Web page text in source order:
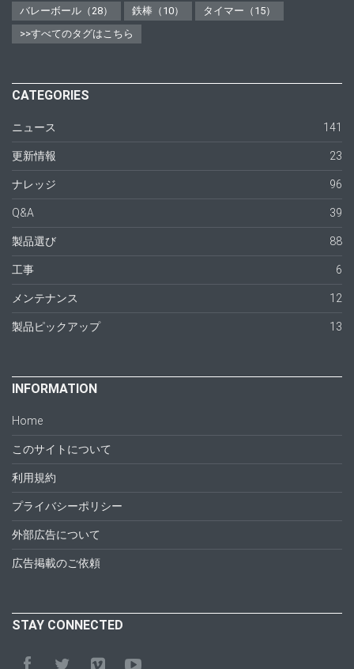
バレーボール（28）
鉄棒（10）
タイマー（15）
>>すべてのタグはこちら
CATEGORIES
ニュース 141
更新情報 23
ナレッジ 96
Q&A 39
製品選び 88
工事 6
メンテナンス 12
製品ピックアップ 13
INFORMATION
Home
このサイトについて
利用規約
プライバシーポリシー
外部広告について
広告掲載のご依頼
STAY CONNECTED